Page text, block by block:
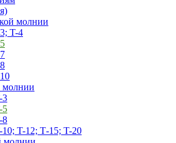
молнии
T-4
молнии
3
5
8
10; T-12; Т-15; T-20